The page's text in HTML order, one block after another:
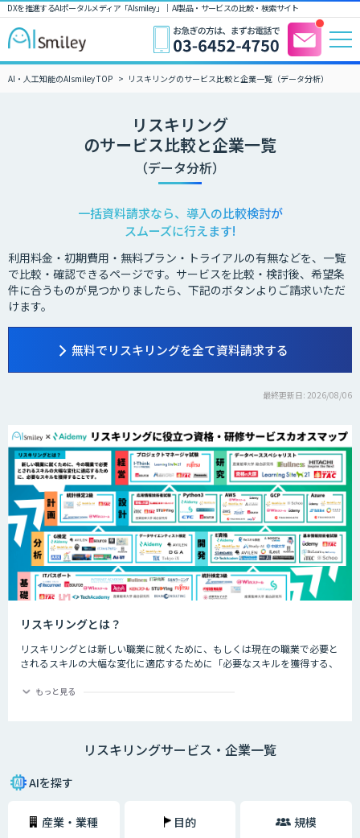
DXを推進するAIポータルメディア「AIsmiley」｜ AI製品・サービスの比較・検索サイト
AI・人工知能のAIsmiley TOP リスキリングのサービス比較と企業一覧（データ分析）
リスキリング
のサービス比較と企業一覧
（データ分析）
一括資料請求なら、導入の比較検討が
スムーズに行えます!
利用料金・初期費用・無料プラン・トライアルの有無などを、一覧
で比較・確認できるページです。サービスを比較・検討後、希望条
件に合うものが見つかりましたら、下記のボタンよりご請求いただ
けます。
無料でリスキリングを全て資料請求する
最終更新日: 2026/08/06
リスキリングとは？
リスキリングとは新しい職業に就くために、もしくは現在の職業で必要と
されるスキルの大幅な変化に適応するために「必要なスキルを獲得する、
ど、仕事の進め方が大幅に変わるであろう職業につくためのスキル習得や
発を示す概念として提唱したことから、注目されるようになりました。
リスキリングが必要な理由は、デジタル技術によって「新しい職業が誕生
する（今の職業が衰退する）」「業務のやり方が大きく変わる」という課
もっと見る
リスキリングサービス・企業一覧
AIを探す
産業・業種 目的 規模